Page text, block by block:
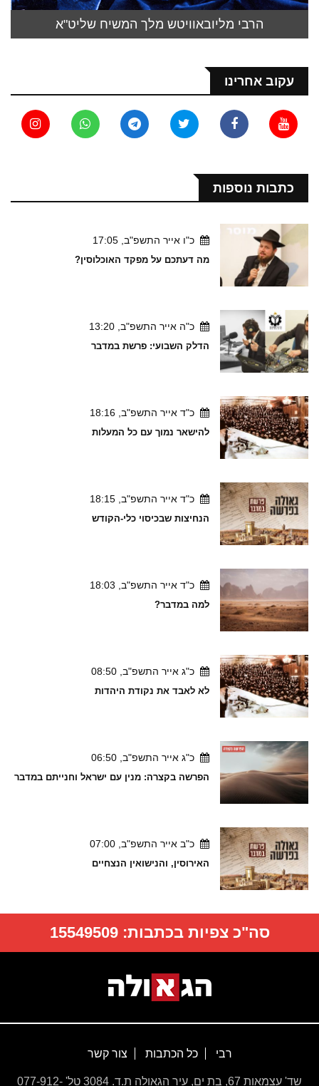
הרבי מליובאוויטש מלך המשיח שליט"א
עקוב אחרינו
כתבות נוספות
כ"ו אייר התשפ"ב, 17:05
מה דעתכם על מפקד האוכלוסין?
כ"ה אייר התשפ"ב, 13:20
הדלק השבועי: פרשת במדבר
כ"ד אייר התשפ"ב, 18:16
להישאר נמוך עם כל המעלות
כ"ד אייר התשפ"ב, 18:15
הנחיצות שבכיסוי כלי-הקודש
כ"ד אייר התשפ"ב, 18:03
למה במדבר?
כ"ג אייר התשפ"ב, 08:50
לא לאבד את נקודת היהדות
כ"ג אייר התשפ"ב, 06:50
הפרשה בקצרה: מנין עם ישראל וחנייתם במדבר
כ"ב אייר התשפ"ב, 07:00
האירוסין, והנישואין הנצחיים
סה"כ צפיות בכתבות:15549509
רבי כל הכתבות צור קשר
שד' עצמאות 67, בת ים, עיר הגאולה ת.ד. 3084 טל' 077-912-